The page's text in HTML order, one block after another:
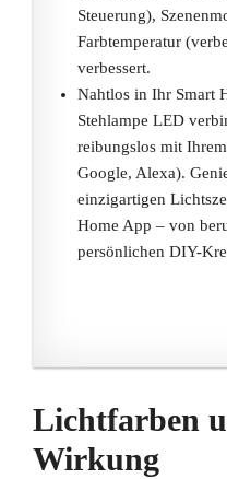
Steuerung),
Farbtemperatur
verbessert.
Nahtlos in Ihr Smart
Stehlampe LED
reibungslos mit
Google, Alexa).
einzigartigen
Home App – von
persönlichen DIY-
Lichtfarben
Wirkung